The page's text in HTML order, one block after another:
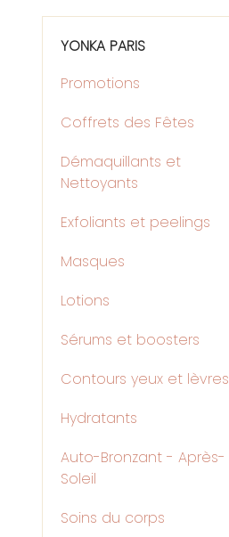
YONKA PARIS
Promotions
Coffrets des Fêtes
Démaquillants et
Nettoyants
Exfoliants et peelings
Masques
Lotions
Sérums et boosters
Contours yeux et lèvres
Hydratants
Auto-Bronzant - Après-
Soleil
Soins du corps